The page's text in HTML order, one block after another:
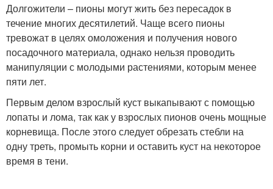
Долгожители – пионы могут жить без пересадок в
течение многих десятилетий. Чаще всего пионы
тревожат в целях омоложения и получения нового
посадочного материала, однако нельзя проводить
манипуляции с молодыми растениями, которым менее
пяти лет.
Первым делом взрослый куст выкапывают с помощью
лопаты и лома, так как у взрослых пионов очень мощные
корневища. После этого следует обрезать стебли на
одну треть, промыть корни и оставить куст на некоторое
время в тени.